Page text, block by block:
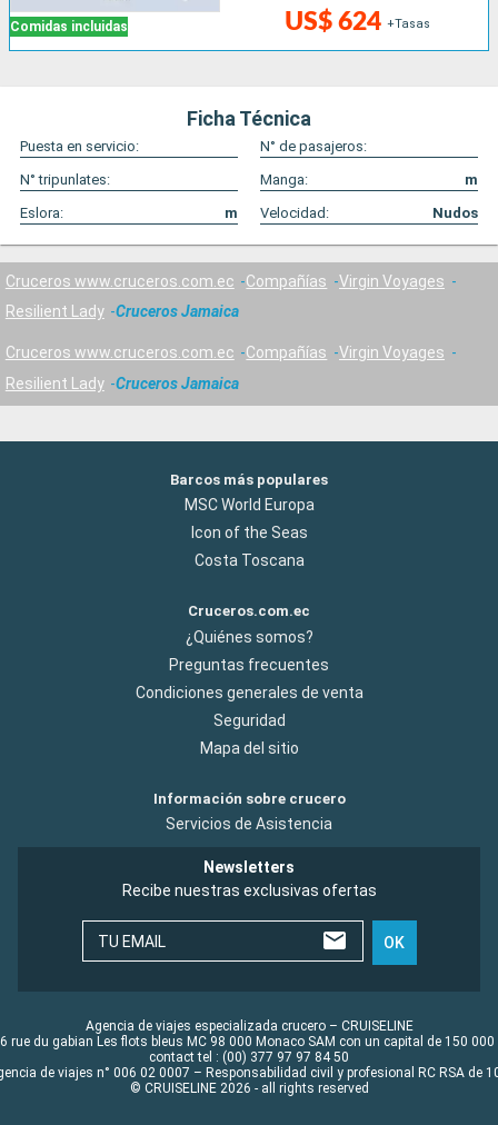
Comidas incluidas US$ 624 +Tasas
Ficha Técnica
Puesta en servicio:
N° de pasajeros:
N° tripunlates:
Manga:
m
Eslora:
m Velocidad: Nudos
Cruceros www.cruceros.com.ec Compañías
Virgin Voyages
Resilient Lady
Cruceros Jamaica
Cruceros www.cruceros.com.ec Compañías
Virgin Voyages
Resilient Lady
Cruceros Jamaica
Barcos más populares
MSC World Europa
Icon of the Seas
Costa Toscana
Cruceros.com.ec
¿Quiénes somos?
Preguntas frecuentes
Condiciones generales de venta
Seguridad
Mapa del sitio
Información sobre crucero
Servicios de Asistencia
Newsletters
Recibe nuestras exclusivas ofertas
TU EMAIL OK
Agencia de viajes especializada crucero – CRUISELINE
rue du gabian Les flots bleus MC 98 000 Monaco SAM con un capital de 150 000
contact tel : (00) 377 97 97 84 50
de viajes n° 006 02 0007 – Responsabilidad civil y profesional RC RSA de
© CRUISELINE 2026 - all rights reserved